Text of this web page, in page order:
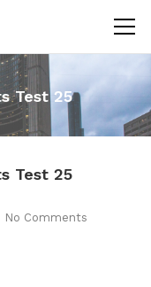
Test 25
Test 25
No Comments